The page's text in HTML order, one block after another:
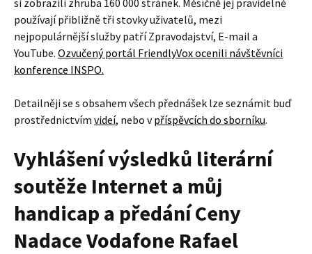
používají přibližně tři stovky uživatelů, mezi
nejpopulárnější služby patří Zpravodajství, E-mail a
YouTube. Ozvučený portál FriendlyVox ocenili návštěvníci
konference INSPO.
Detailněji se s obsahem všech přednášek lze seznámit buď
prostřednictvím videí, nebo vpříspěvcích do sborníku.
Vyhlášení výsledků literární
soutěže Internet a můj
handicap a předání Ceny
Nadace Vodafone Rafael